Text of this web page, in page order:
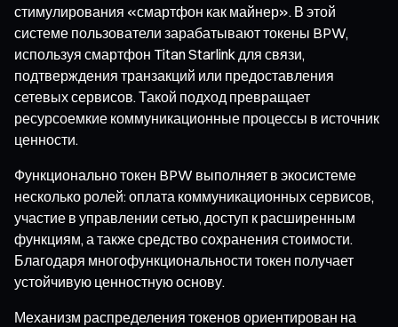
стимулирования «смартфон как майнер». В этой
системе пользователи зарабатывают токены BPW,
используя смартфон Titan Starlink для связи,
подтверждения транзакций или предоставления
сетевых сервисов. Такой подход превращает
ресурсоемкие коммуникационные процессы в источник
ценности.
Функционально токен BPW выполняет в экосистеме
несколько ролей: оплата коммуникационных сервисов,
участие в управлении сетью, доступ к расширенным
функциям, а также средство сохранения стоимости.
Благодаря многофункциональности токен получает
устойчивую ценностную основу.
Механизм распределения токенов ориентирован на